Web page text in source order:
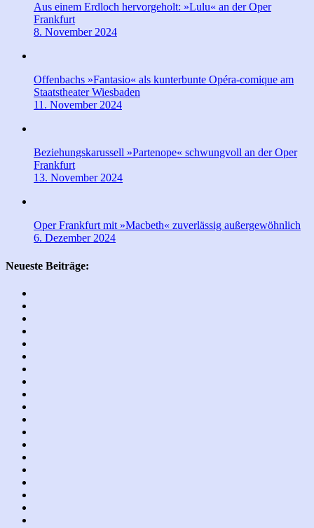
Aus einem Erdloch hervorgeholt: »Lulu« an der Oper
Frankfurt
8. November 2024
Offenbachs »Fantasio« als kunterbunte Opéra-comique am
Staatstheater Wiesbaden
11. November 2024
Beziehungskarussell »Partenope« schwungvoll an der Oper
Frankfurt
13. November 2024
Oper Frankfurt mit »Macbeth« zuverlässig außergewöhnlich
6. Dezember 2024
Neueste Beiträge: